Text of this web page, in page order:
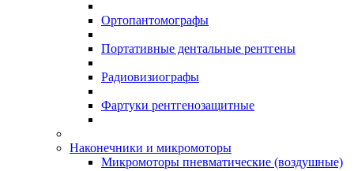
Ортопантомографы
Портативные дентальные рентгены
Радиовизиографы
Фартуки рентгенозащитные
Наконечники и микромоторы
Микромоторы пневматические (воздушные)